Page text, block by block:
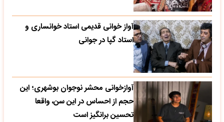
آواز خوانی قدیمی استاد خوانساری و
استاد گپا در جوانی
آوازخوانی محشر نوجوان بوشهری؛ این
حجم از احساس در این سن، واقعا
تحسین‌ برانگیز است